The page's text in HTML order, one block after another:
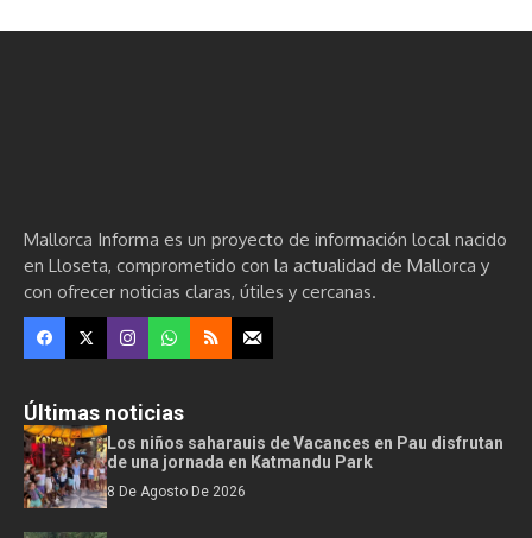
Mallorca Informa es un proyecto de información local nacido
en Lloseta, comprometido con la actualidad de Mallorca y
con ofrecer noticias claras, útiles y cercanas.
Últimas noticias
Los niños saharauis de Vacances en Pau disfrutan
de una jornada en Katmandu Park
8 De Agosto De 2026